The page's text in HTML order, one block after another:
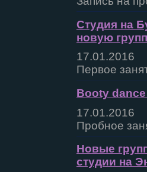
Студия на
новую
17.01.2016
Первое
Booty dance
17.01.2016
Пробное
Новые
студии на